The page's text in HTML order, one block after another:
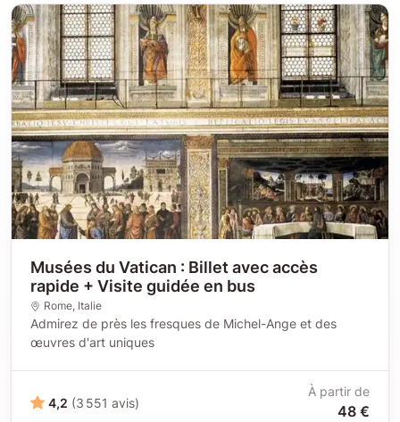
Musées du Vatican : Billet avec accès
rapide + Visite guidée en bus
Rome, Italie
Admirez de près les fresques de Michel-Ange et des
œuvres d'art uniques
4,2 (3 551 avis)
À partir de
48 €